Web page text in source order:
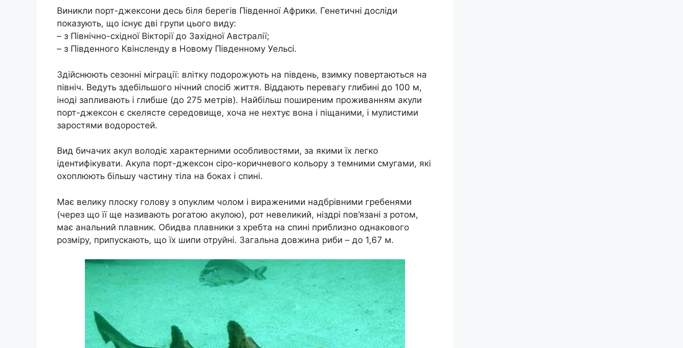
Виникли порт-джексони десь біля берегів Південної Африки. Генетичні досліди
показують, що існує дві групи цього виду:
– з Північно-східної Вікторії до Західної Австралії;
– з Південного Квінсленду в Новому Південному Уельсі.
Здійснюють сезонні міграції: влітку подорожують на південь, взимку повертаються на
північ. Ведуть здебільшого нічний спосіб життя. Віддають перевагу глибині до 100 м,
іноді запливають і глибше (до 275 метрів). Найбільш поширеним проживанням акули
порт-джексон є скелясте середовище, хоча не нехтує вона і піщаними, і мулистими
заростями водоростей.
Вид бичачих акул володіє характерними особливостями, за якими їх легко
ідентифікувати. Акула порт-джексон сіро-коричневого кольору з темними смугами, які
охоплюють більшу частину тіла на боках і спині.
Має велику плоску голову з опуклим чолом і вираженими надбрівними гребенями
(через що її ще називають рогатою акулою), рот невеликий, ніздрі пов’язані з ротом,
має анальний плавник. Обидва плавники з хребта на спині приблизно однакового
розміру, припускають, що їх шипи отруйні. Загальна довжина риби – до 1,67 м.